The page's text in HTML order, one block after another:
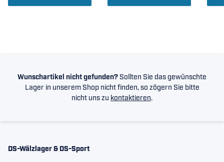
Wunschartikel nicht gefunden? Sollten Sie das gewünschte
Lager in unserem Shop nicht finden, so zögern Sie bitte
nicht uns zu kontaktieren.
DS-Wälzlager & DS-Sport